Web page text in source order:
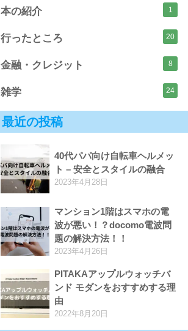
本の紹介 1
行ったところ 20
金融・クレジット 8
雑学 24
最近の投稿
40代パパ向け自転車ヘルメッ
ト – 安全とスタイルの融合
2023年4月28日
マンション1階はスマホの電
波が悪い！？docomo電波問
題の解決方法！！
2023年4月26日
PITAKAアップルウォッチバ
ンド モダンをおすすめする理
由
2022年8月20日